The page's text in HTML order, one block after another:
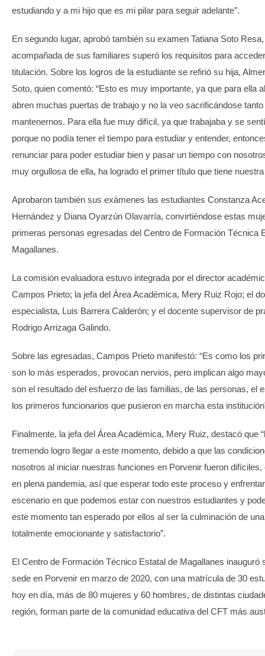
estudiando y a mi hijo que es mi pilar para seguir adelante”.
En segundo lugar, aprobó también su examen Tatiana Soto
acompañada de sus familiares superó los requisitos para
titulación. Sobre los logros de la estudiante se refirió su hija,
Soto, quien comentó: “Esto es muy importante, ya que para ella
abren muchas puertas de trabajo y no la veo sacrificándose tanto
mantenernos. Para ella fue muy difícil, ya que trabajaba y se
porque no podía tener el tiempo para estudiar y entender,
renunciar para poder estudiar bien y pasar un tiempo con
muy orgullosa de ella, ha logrado el primer título que tiene nuestra
Aprobaron también sus exámenes las estudiantes Constanza
Hernández y Diana Oyarzún Olavarría, convirtiéndose estas
primeras personas egresadas del Centro de Formación Técnica
Magallanes.
La comisión evaluadora estuvo integrada por el director
Campos Prieto; la jefa del Área Académica, Mery Ruiz Rojo; el
especialista, Luis Barrera Calderón; y el docente supervisor de
Rodrigo Arrizaga Galindo.
Sobre las egresadas, Campos Prieto manifestó: “Es como los
son lo más esperados, provocan nervios, pero implican algo
son el resultado del esfuerzo de las familias, de las personas, el
los primeros funcionarios que pusieron en marcha esta
Finalmente, la jefa del Área Académica, Mery Ruiz, destacó que
tremendo logro llegar a este momento, debido a que las
nosotros al iniciar nuestras funciones en Porvenir fueron
en plena pandemia, así que esperar todo este proceso y
escenario en que podemos estar con nuestros estudiantes y
este momento tan esperado por ellos al ser la culminación de
totalmente emocionante y satisfactorio”.
El Centro de Formación Técnico Estatal de Magallanes inauguró
sede en Porvenir en marzo de 2020, con una matrícula de 30
hoy en día, más de 80 mujeres y 60 hombres, de distintas
región, forman parte de la comunidad educativa del CFT más